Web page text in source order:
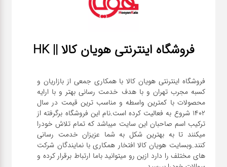
فروشگاه اینترنتی هویان کالا || HK
فروشگاه اینترنتی هویان کالا با همکاری جمعی از بازاریان و
کسبه مجرب تهران و با هدف خدمت رسانی بهتر و با ارایه
محصولات با کمترین واسطه و مناسب ترین قیمت در سال
1402 شروع به فعالیت کرده است.نام این فروشگاه برگرفته از
ترکیب اسم صاحبان این سایت میباشد که تمام تلاش خودرا
میکنند تا به بهترین شکل به شما عزیزان خدمت رسانی
کنند.وبسایت هویان کالا افتخار همکاری با نمایندگان شرکت
های مختلف را دارد ازین رو میتوانید باما ارتباط برقرار کرده و